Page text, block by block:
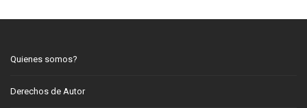
Quienes somos?
Derechos de Autor